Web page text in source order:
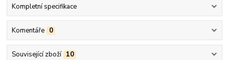
Kompletní specifikace
Komentáře 0
Související zboží 10